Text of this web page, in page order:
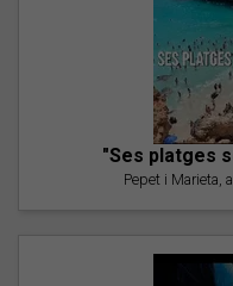
"Ses platges
Pepet i Marieta,